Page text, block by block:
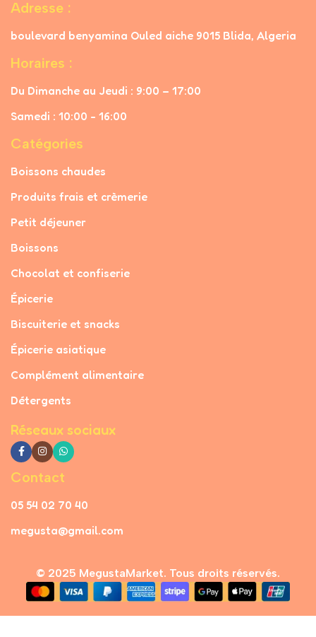
deviennent un jeu d’enfant !
Adresse :
boulevard benyamina Ouled aiche 9015 Blida, Algeria
Horaires :
Du Dimanche au Jeudi : 9:00 – 17:00
Samedi : 10:00 - 16:00
Catégories
Boissons chaudes
Produits frais et crèmerie
Petit déjeuner
Boissons
Chocolat et confiserie
Épicerie
Biscuiterie et snacks
Épicerie asiatique
Complément alimentaire
Détergents
Réseaux sociaux
Contact
05 54 02 70 40
megusta@gmail.com
© 2025 MegustaMarket. Tous droits réservés.